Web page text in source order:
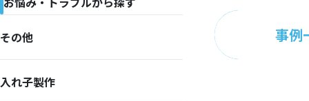
その他
入れ子製作
事例